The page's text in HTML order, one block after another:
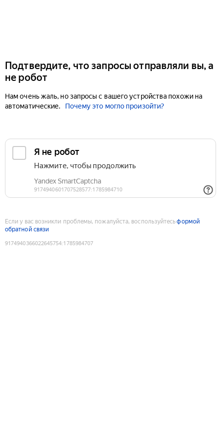
Подтвердите, что запросы отправляли вы, а
не робот
Нам очень жаль, но запросы с вашего устройства похожи на
автоматические.
Почему это могло произойти?
Если у вас возникли проблемы, пожалуйста, воспользуйтесьформой
обратной связи
9174940366022645754:1785984707